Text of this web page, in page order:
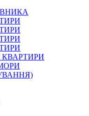
КВАРТИРИ